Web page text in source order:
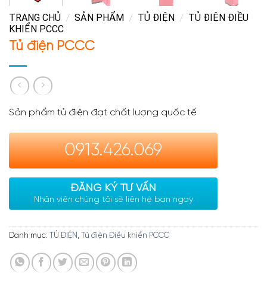
TRANG CHỦ / SẢN PHẨM / TỦ ĐIỆN /
TỦ ĐIỆN ĐIỀU
KHIỂN PCCC
Tủ điện PCCC
Sản phẩm tủ điện đạt chất lượng quốc tế
0913.426.069
ĐĂNG KÝ TƯ VẤN
Nhân viên chúng tôi sẽ liên hệ bạn ngay
Danh mục: TỦ ĐIỆN , Tủ điện Điều khiển PCCC